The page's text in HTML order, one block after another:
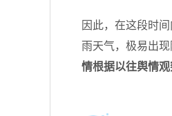
因此，在这段时
雨天气，极易出
情根据以往舆情